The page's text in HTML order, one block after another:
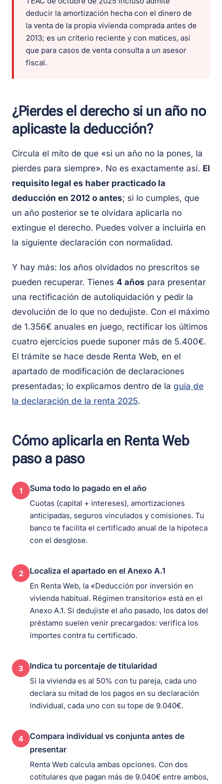
deducir la amortización hecha con el dinero de
la venta de la propia vivienda comprada antes de
2013; es un criterio reciente y con matices, así
que para casos de venta consulta a un asesor
fiscal.
¿Pierdes el derecho si un año no
aplicaste la deducción?
Circula el mito de que «si un año no la pones, la
pierdes para siempre». No es exactamente así. El
requisito legal es haber practicado la
deducción en 2012 o antes; si lo cumples, que
un año posterior se te olvidara aplicarla no
extingue el derecho. Puedes volver a incluirla en
la siguiente declaración con normalidad.
Y hay más: los años olvidados no prescritos se
pueden recuperar. Tienes 4 años para presentar
una rectificación de autoliquidación y pedir la
devolución de lo que no dedujiste. Con el máximo
de 1.356€ anuales en juego, rectificar los últimos
cuatro ejercicios puede suponer más de 5.400€.
El trámite se hace desde Renta Web, en el
apartado de modificación de declaraciones
presentadas; lo explicamos dentro de la guía de
la declaración de la renta 2025.
Cómo aplicarla en Renta Web
paso a paso
1 Suma todo lo pagado en el año
Cuotas (capital + intereses), amortizaciones
anticipadas, seguros vinculados y comisiones. Tu
banco te facilita el certificado anual de la hipoteca
con el desglose.
2 Localiza el apartado en el Anexo A.1
En Renta Web, la «Deducción por inversión en
vivienda habitual. Régimen transitorio» está en el
Anexo A.1. Si dedujiste el año pasado, los datos del
préstamo suelen venir precargados: verifica los
importes contra tu certificado.
3 Indica tu porcentaje de titularidad
Si la vivienda es al 50% con tu pareja, cada uno
declara su mitad de los pagos en su declaración
individual, cada uno con su tope de 9.040€.
4
Compara individual vs conjunta antes de
presentar
Renta Web calcula ambas opciones. Con dos
cotitulares que pagan más de 9.040€ entre ambos,